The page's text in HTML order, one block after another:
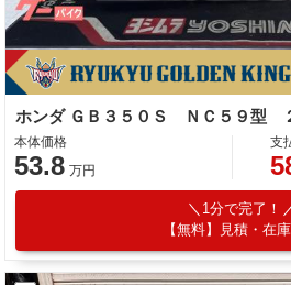
本体価格
53.8 万円
支
1分で完了！
【無料】見積・在